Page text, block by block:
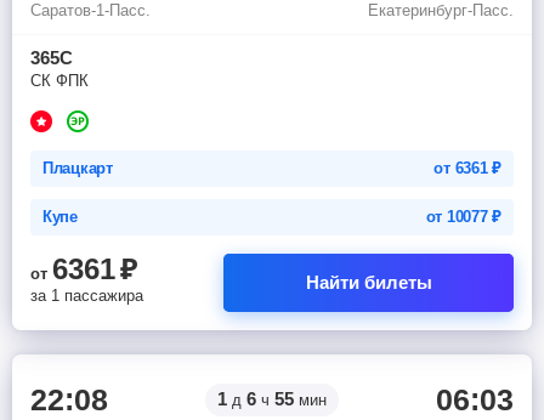
Саратов-1-Пасс.
Екатеринбург-Пасс.
365С
СК ФПК
Плацкарт от 6361₽
Купе от 10077₽
от 6361₽
за 1 пассажира
Найти билеты
22:08 1 д 6 ч 55 мин 06:03